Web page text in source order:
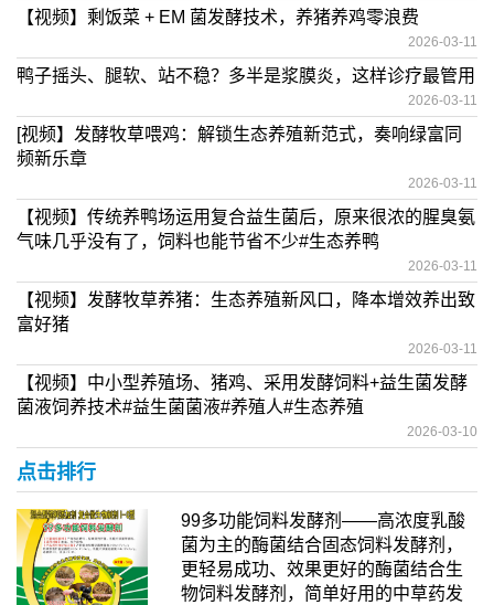
【视频】剩饭菜 + EM 菌发酵技术，养猪养鸡零浪费
2026-03-11
鸭子摇头、腿软、站不稳？多半是浆膜炎，这样诊疗最管用
2026-03-11
[视频】发酵牧草喂鸡：解锁生态养殖新范式，奏响绿富同
频新乐章
2026-03-11
【视频】传统养鸭场运用复合益生菌后，原来很浓的腥臭氨
气味几乎没有了，饲料也能节省不少#生态养鸭
2026-03-11
【视频】发酵牧草养猪：生态养殖新风口，降本增效养出致
富好猪
2026-03-11
【视频】中小型养殖场、猪鸡、采用发酵饲料+益生菌发酵
菌液饲养技术#益生菌菌液#养殖人#生态养殖
2026-03-10
点击排行
99多功能饲料发酵剂——高浓度乳酸
菌为主的酶菌结合固态饲料发酵剂，
更轻易成功、效果更好的酶菌结合生
物饲料发酵剂，简单好用的中草药发